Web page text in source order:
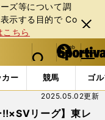
ズ等について調
⽰する⽬的で Co
こちら
閉じ
る
web Sportiva (webスポルティーバ)
検索
マイペ
ー
ジ
メニュ
カー 競馬 ゴ
報
‼×SVリーグ】東レ
2025.05.02更新